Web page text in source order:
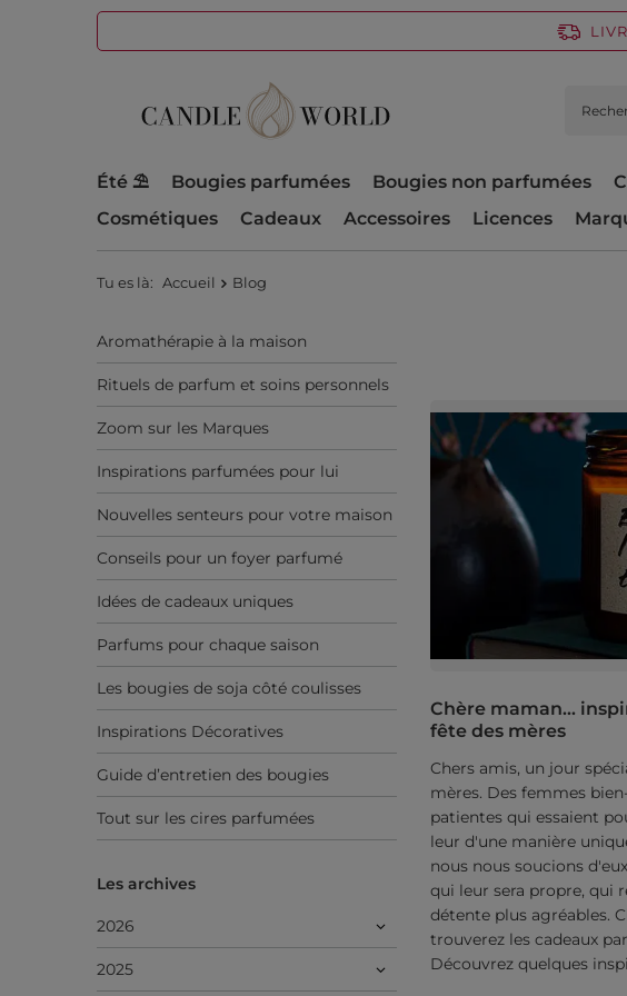
Été ⛱️ Bougies parfumées Bougies non parfumées
Cosmétiques
Cadeaux Accessoires Licences
Tu es là: Accueil Blog
Aromathérapie à la maison
Rituels de parfum et soins personnels
Zoom sur les Marques
Inspirations parfumées pour lui
Nouvelles senteurs pour votre maison
Conseils pour un foyer parfumé
Idées de cadeaux uniques
Parfums pour chaque saison
Les bougies de soja côté coulisses
Inspirations Décoratives
Guide d’entretien des bougies
Tout sur les cires parfumées
Les archives
2026
2025
Chère maman...
fête des mères
Chers amis, un jour
mères. Des femmes
patientes qui essaient
leur d'une manière
nous nous soucions
qui leur sera propre, qui
détente plus agréables.
trouverez les cadeaux
Découvrez quelques